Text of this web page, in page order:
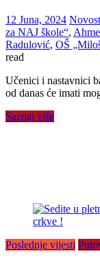
12 Juna, 2024
za NAJ škole“,
Radulović, OŠ
read
Učenici i nastavnici
od danas će imati
Saznaj više
Poslednje vijesti